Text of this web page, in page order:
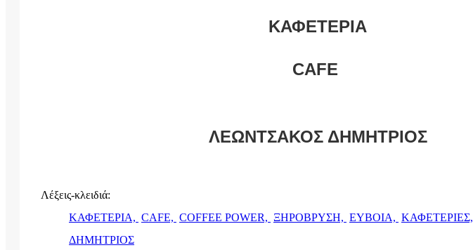
ΚΑΦΕΤΕΡΙΑ
CAFE
ΛΕΩΝΤΣΑΚΟΣ ΔΗΜΗΤΡΙΟΣ
Λέξεις-κλειδιά:
ΚΑΦΕΤΕΡΙΑ, CAFE, COFFEE POWER, ΞΗΡΟΒΡΥΣΗ, ΕΥΒΟΙΑ, ΚΑΦΕΤΕΡΙΕΣ,
ΔΗΜΗΤΡΙΟΣ